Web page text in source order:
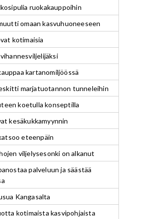
ruokakauppoihin
omaan kasvuhuoneeseen
kotimaisia
kartanomiljöössä
marjatuotannon tunneleihin
koetulla konseptilla
kesäkukkamyynnin
eteenpäin
viljelysesonki on alkanut
palveluun ja säästää
Kangasalta
kotimaista kasvipohjaista